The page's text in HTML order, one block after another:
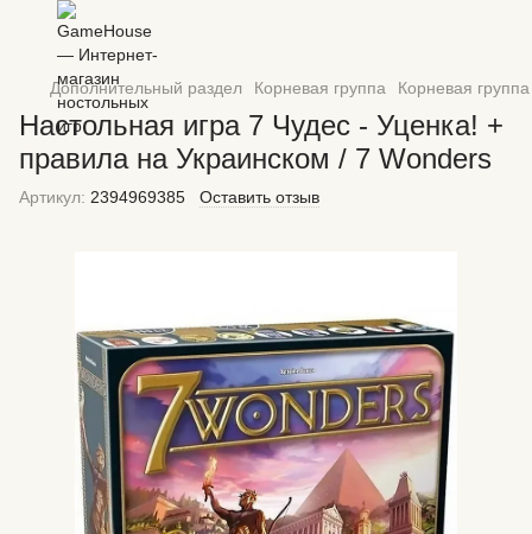
Дополнительный раздел Корневая группа Корневая
Настольная игра 7 Чудес - Уценка! +
правила на Украинском / 7 Wonders
Артикул: 2394969385 Оставить отзыв